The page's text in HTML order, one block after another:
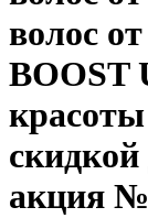
волос
BOOST
акция